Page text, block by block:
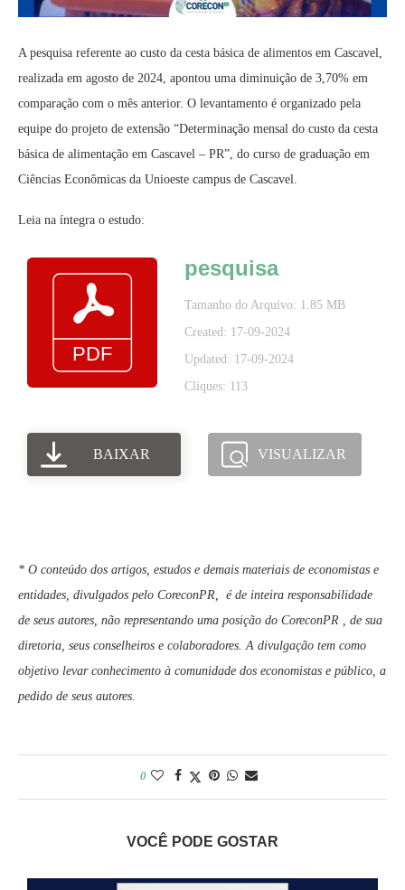
A pesquisa referente ao custo da cesta básica de alimentos em Cascavel,
realizada em agosto de 2024, apontou uma diminuição de 3,70% em
comparação com o mês anterior. O levantamento é organizado pela
equipe do projeto de extensão “Determinação mensal do custo da cesta
básica de alimentação em Cascavel – PR”, do curso de graduação em
Ciências Econômicas da Unioeste campus de Cascavel.
Leia na íntegra o estudo:
pesquisa
Tamanho do Arquivo: 1.85 MB
Created: 17-09-2024
Updated: 17-09-2024
Cliques: 113
BAIXAR VISUALIZAR
* O conteúdo dos artigos, estudos e demais materiais de economistas e
entidades, divulgados pelo CoreconPR, é de inteira responsabilidade
de seus autores, não representando uma posição do CoreconPR , de sua
diretoria, seus conselheiros e colaboradores. A divulgação tem como
objetivo levar conhecimento à comunidade dos economistas e público, a
pedido de seus autores.
0
VOCÊ PODE GOSTAR